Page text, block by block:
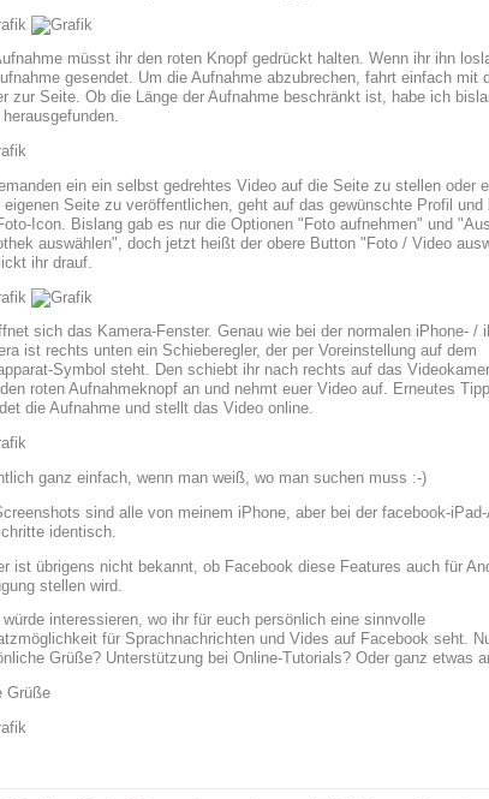
müsst ihr den roten Knopf gedrückt halten. Wenn ihr ihn
gesendet. Um die Aufnahme abzubrechen, fahrt einfach mit
zur Seite. Ob die Länge der Aufnahme beschränkt ist, habe ich
ein ein selbst gedrehtes Video auf die Seite zu stellen oder
eigenen Seite zu veröffentlichen, geht auf das gewünschte Profil
Icon. Bislang gab es nur die Optionen "Foto aufnehmen" und "Aus
auswählen", doch jetzt heißt der obere Button "Foto / Video
ihr drauf.
sich das Kamera-Fenster. Genau wie bei der normalen iPhone- /
ist rechts unten ein Schieberegler, der per Voreinstellung auf dem
Symbol steht. Den schiebt ihr nach rechts auf das
roten Aufnahmeknopf an und nehmt euer Video auf. Erneutes
die Aufnahme und stellt das Video online.
ganz einfach, wenn man weiß, wo man suchen muss :-)
sind alle von meinem iPhone, aber bei der facebook-
identisch.
ist übrigens nicht bekannt, ob Facebook diese Features auch für
stellen wird.
würde interessieren, wo ihr für euch persönlich eine sinnvolle
für Sprachnachrichten und Vides auf Facebook seht.
Grüße? Unterstützung bei Online-Tutorials? Oder ganz etwas
Grüße